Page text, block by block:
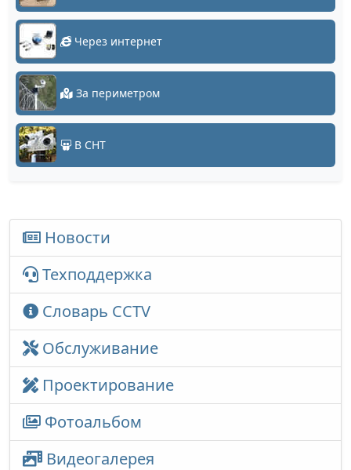
Через интернет
За периметром
В СНТ
Новости
Техподдержка
Словарь CCTV
Обслуживание
Проектирование
Фотоальбом
Видеогалерея